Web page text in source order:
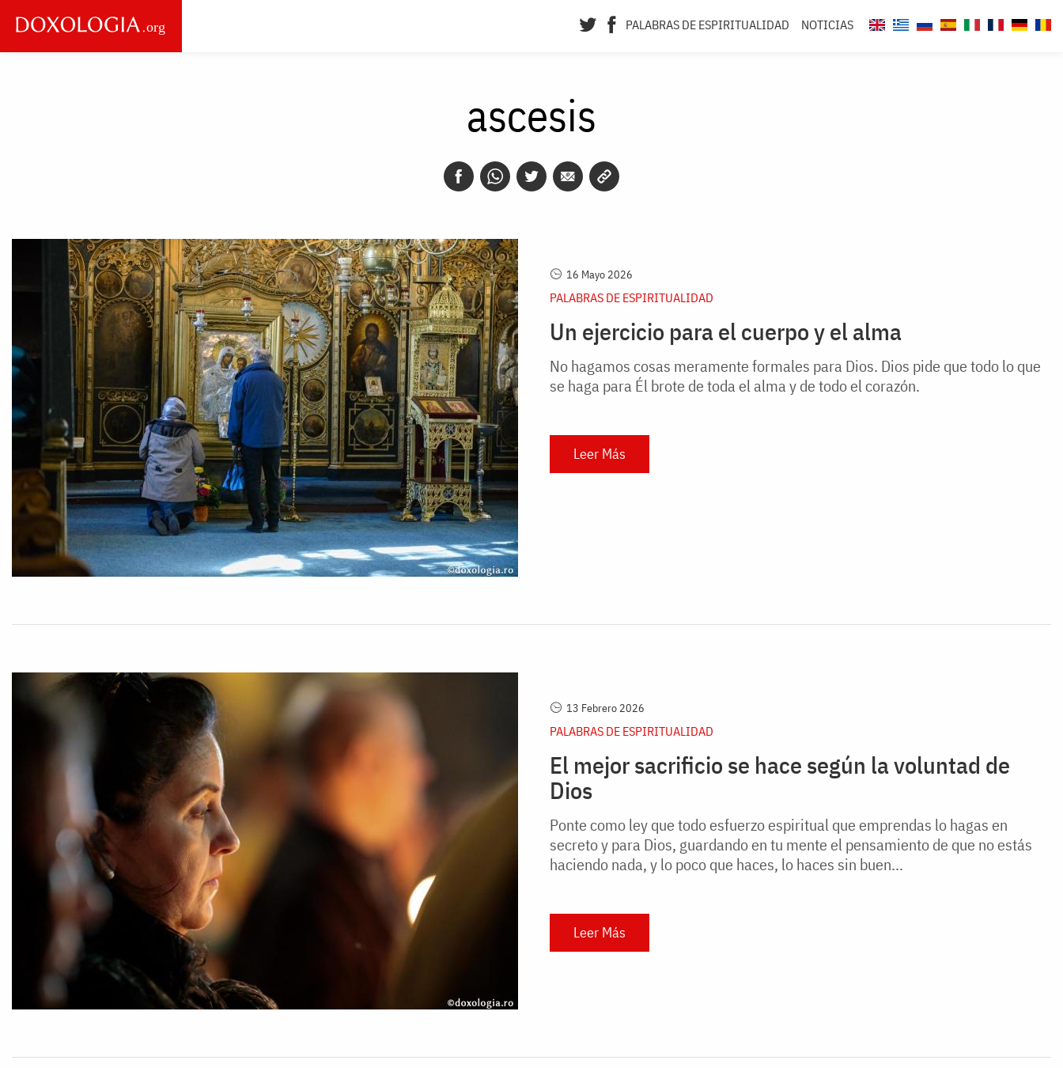
PALABRAS DE ESPIRITUALIDAD NOTICIAS
ascesis
16 Mayo 2026
PALABRAS DE ESPIRITUALIDAD
Un ejercicio para el cuerpo y el alma
No hagamos cosas meramente formales para Dios. Dios pide que todo lo que
se haga para Él brote de toda el alma y de todo el corazón.
Leer Más
13 Febrero 2026
PALABRAS DE ESPIRITUALIDAD
El mejor sacrificio se hace según la voluntad de
Dios
Ponte como ley que todo esfuerzo espiritual que emprendas lo hagas en
secreto y para Dios, guardando en tu mente el pensamiento de que no estás
haciendo nada, y lo poco que haces, lo haces sin buen...
Leer Más